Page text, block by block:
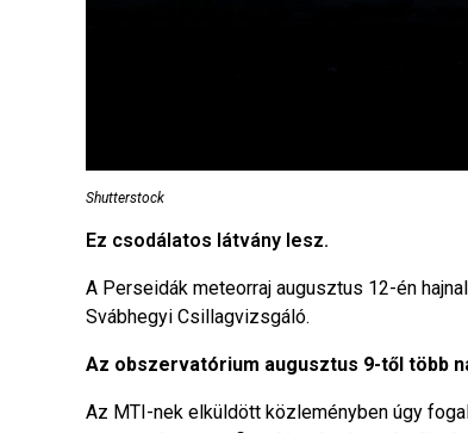
Shutterstock
Ez csodálatos látvány lesz.
A Perseidák meteorraj augusztus 12-én
Svábhegyi Csillagvizsgáló.
Az obszervatórium augusztus 9-től több
Az MTI-nek elküldött közleményben úgy